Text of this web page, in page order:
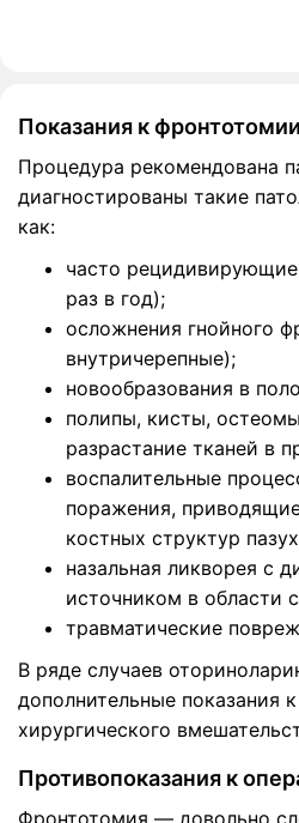
Показания к фронтотомии
Процедура рекомендована
диагностированы такие
как:
часто
раз в год);
осложнения гнойного
внутричерепные);
новообразования в
полипы, кисты,
разрастание тканей в
воспалительные
поражения,
костных структур
назальная ликворея с
источником в области
травматические
В ряде случаев
дополнительные показания
хирургического
Противопоказания к
Фронтотомия — довольно